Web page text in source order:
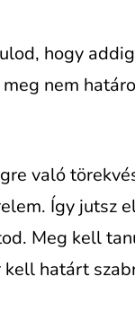
hogy
nem
való
Így jutsz
Meg kell
határt